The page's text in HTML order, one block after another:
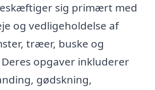
sig primært med
og vedligeholdelse af
træer, buske og
opgaver inkluderer
gødskning,